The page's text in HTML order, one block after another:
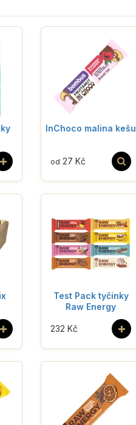
+
InChoco malina kešu
od 27 Kč
+
Test Pack tyčinky
Raw Energy
+
232 Kč